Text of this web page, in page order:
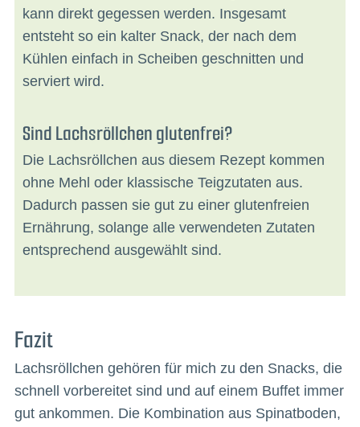
kann direkt gegessen werden. Insgesamt
entsteht so ein kalter Snack, der nach dem
Kühlen einfach in Scheiben geschnitten und
serviert wird.
Sind Lachsröllchen glutenfrei?
Die Lachsröllchen aus diesem Rezept kommen
ohne Mehl oder klassische Teigzutaten aus.
Dadurch passen sie gut zu einer glutenfreien
Ernährung, solange alle verwendeten Zutaten
entsprechend ausgewählt sind.
Fazit
Lachsröllchen gehören für mich zu den Snacks, die
schnell vorbereitet sind und auf einem Buffet immer
gut ankommen. Die Kombination aus Spinatboden,